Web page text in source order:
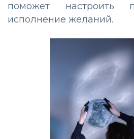
поможет настроить
исполнение желаний.